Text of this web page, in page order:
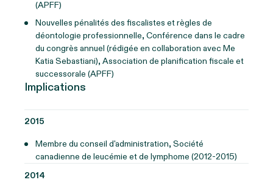
(APFF)
Nouvelles pénalités des fiscalistes et règles de
déontologie professionnelle, Conférence dans le cadre
du congrès annuel (rédigée en collaboration avec Me
Katia Sebastiani), Association de planification fiscale et
successorale (APFF)
Implications
2015
Membre du conseil d'administration, Société
canadienne de leucémie et de lymphome (2012-2015)
2014